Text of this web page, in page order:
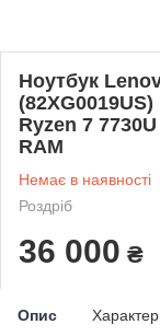
Ноутбук
Ryzen 7
RAM
Немає в наявності
Роздріб
36 000 ₴
Опис